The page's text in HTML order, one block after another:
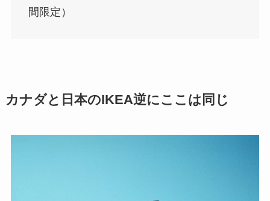
間限定）
カナダと日本のIKEA逆にここは同じ